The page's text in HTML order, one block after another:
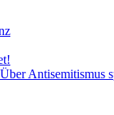
Antisemitismus